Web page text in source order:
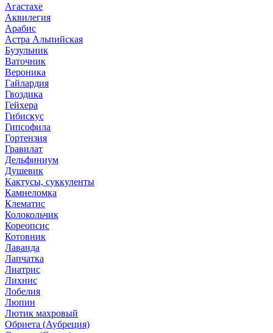
Агастахе
Аквилегия
Арабис
Астра Альпийская
Бузульник
Ваточник
Вероника
Гайлардия
Гвоздика
Гейхера
Гибискус
Гипсофила
Гортензия
Гравилат
Дельфиниум
Душевик
Кактусы, суккуленты
Камнеломка
Клематис
Колокольчик
Кореопсис
Котовник
Лаванда
Лапчатка
Лиатрис
Лихнис
Лобелия
Люпин
Лютик махровый
Обриета (Аубреция)